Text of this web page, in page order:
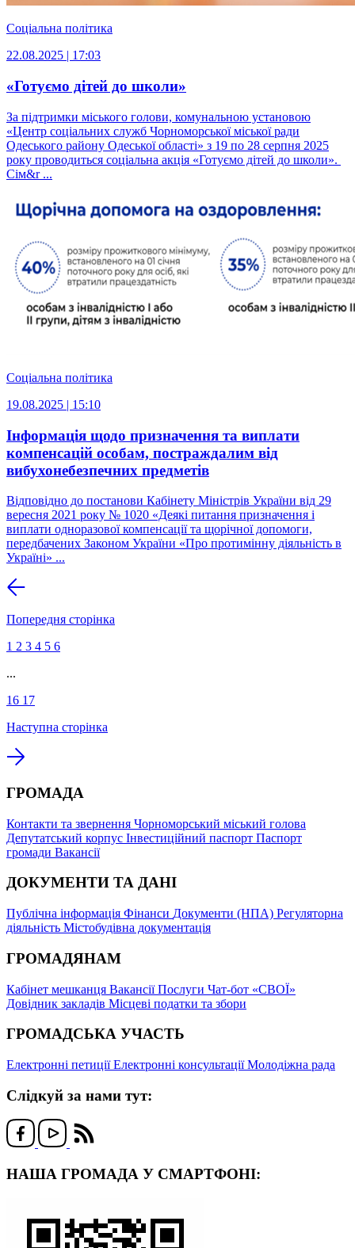
Соціальна політика
22.08.2025 | 17:03
«Готуємо дітей до школи»
За підтримки міського голови, комунальною установою
«Центр соціальних служб Чорноморської міської ради
Одеського району Одеської області» з 19 по 28 серпня 2025
року проводиться соціальна акція «Готуємо дітей до школи».
Сім&r ...
Соціальна політика
19.08.2025 | 15:10
Інформація щодо призначення та виплати
компенсацій особам, постраждалим від
вибухонебезпечних предметів
Відповідно до постанови Кабінету Міністрів України від 29
вересня 2021 року № 1020 «Деякі питання призначення і
виплати одноразової компенсації та щорічної допомоги,
передбачених Законом України «Про протимінну діяльність в
Україні» ...
Попередня сторінка
1 2 3 4 5 6
...
16 17
Наступна сторінка
ГРОМАДА
Контакти та звернення Чорноморський міський голова
Депутатський корпус Інвестиційний паспорт Паспорт
громади Вакансії
ДОКУМЕНТИ ТА ДАНІ
Публічна інформація Фінанси Документи (НПА) Регуляторна
діяльність Містобудівна документація
ГРОМАДЯНАМ
Кабінет мешканця ВакансіїПослуги Чат-бот «СВОЇ»
Довідник закладів Місцеві податки та збори
ГРОМАДСЬКА УЧАСТЬ
Електронні петиціїЕлектронні консультаціїМолодіжна рада
Слідкуй за нами тут:
НАША ГРОМАДА У СМАРТФОНІ: